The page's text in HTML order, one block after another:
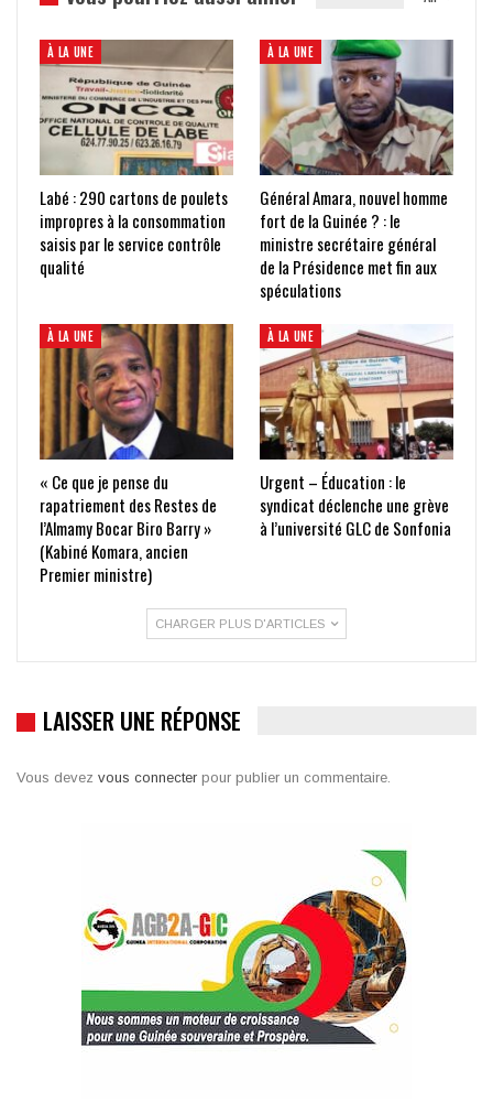
À LA UNE
Labé : 290 cartons de poulets
impropres à la consommation
saisis par le service contrôle
qualité
À LA UNE
Général Amara, nouvel homme
fort de la Guinée ? : le
ministre secrétaire général
de la Présidence met fin aux
spéculations
À LA UNE
« Ce que je pense du
rapatriement des Restes de
l’Almamy Bocar Biro Barry »
(Kabiné Komara, ancien
Premier ministre)
À LA UNE
Urgent – Éducation : le
syndicat déclenche une grève
à l’université GLC de Sonfonia
CHARGER PLUS D'ARTICLES
LAISSER UNE RÉPONSE
Vous devez vous connecter pour publier un commentaire.